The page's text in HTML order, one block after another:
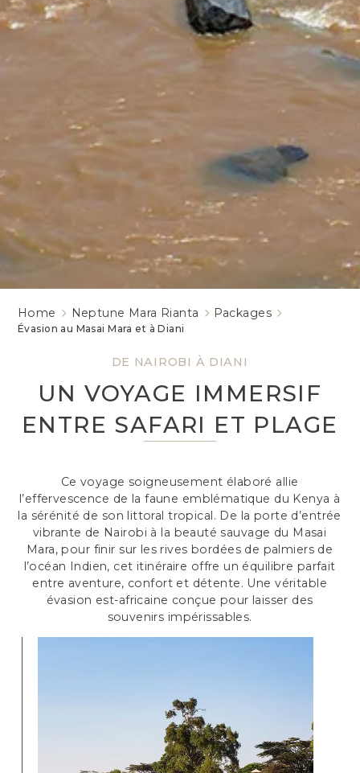
DE NAIROBI À DIANI
UN VOYAGE IMMERSIF
ENTRE SAFARI ET PLAGE
Home Neptune Mara Rianta Packages
Évasion au Masai Mara et à Diani
Ce voyage soigneusement élaboré allie
l’effervescence de la faune emblématique du Kenya à
la sérénité de son littoral tropical. De la porte d’entrée
vibrante de Nairobi à la beauté sauvage du Masai
Mara, pour finir sur les rives bordées de palmiers de
l’océan Indien, cet itinéraire offre un équilibre parfait
entre aventure, confort et détente. Une véritable
évasion est-africaine conçue pour laisser des
souvenirs impérissables.